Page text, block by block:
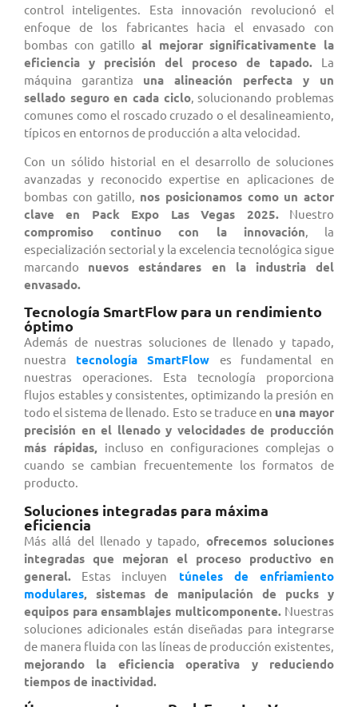
control inteligentes. Esta innovación revolucionó el
enfoque de los fabricantes hacia el envasado con
bombas con gatillo al mejorar significativamente la
eficiencia y precisión del proceso de tapado. La
máquina garantiza una alineación perfecta y un
sellado seguro en cada ciclo, solucionando problemas
comunes como el roscado cruzado o el desalineamiento,
típicos en entornos de producción a alta velocidad.
Con un sólido historial en el desarrollo de soluciones
avanzadas y reconocido expertise en aplicaciones de
bombas con gatillo, nos posicionamos como un actor
clave en Pack Expo Las Vegas 2025.
Nuestro
compromiso continuo con la innovación, la
especialización sectorial y la excelencia tecnológica sigue
marcando
nuevos estándares en la industria del
envasado.
Tecnología SmartFlow para un rendimiento
óptimo
Además de nuestras soluciones de llenado y tapado,
nuestra tecnología SmartFlow es fundamental en
nuestras operaciones. Esta tecnología proporciona
flujos estables y consistentes, optimizando la presión en
todo el sistema de llenado. Esto se traduce en una mayor
precisión en el llenado y velocidades de producción
más rápidas, incluso en configuraciones complejas o
cuando se cambian frecuentemente los formatos de
producto.
Soluciones integradas para máxima
eficiencia
Más allá del llenado y tapado, ofrecemos soluciones
integradas que mejoran el proceso productivo en
general. Estas incluyen
túneles de enfriamiento
modulares, sistemas de manipulación de pucks y
equipos para ensamblajes multicomponente. Nuestras
soluciones adicionales están diseñadas para integrarse
de manera fluida con las líneas de producción existentes,
mejorando la eficiencia operativa y reduciendo
tiempos de inactividad.